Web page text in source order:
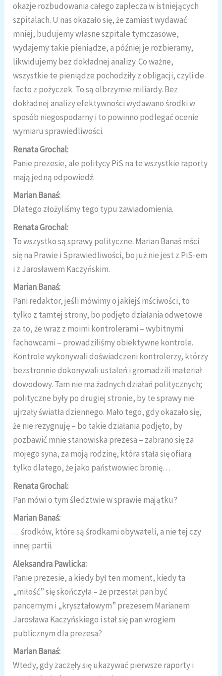
okazje rozbudowania całego zaplecza w istniejących
szpitalach. U nas okazało się, że zamiast wydawać
mniej, budujemy własne szpitale tymczasowe,
wydajemy takie pieniądze, a później je rozbieramy,
likwidujemy bez dokładnej analizy. Co ważne,
wszystkie te pieniądze pochodziły z obligacji, czyli de
facto z pożyczek. To są olbrzymie miliardy. Bez
dokładnej analizy efektywności wydawano środki w
sposób niegospodarny i to powinno podlegać ocenie
wymiaru sprawiedliwości.
Renata Grochal:
Panie prezesie, ale politycy PiS na te wszystkie raporty
mają jedną odpowiedź.
Marian Banaś:
Dlatego złożyliśmy tego typu zawiadomienia.
Renata Grochal:
To wszystko są sprawy polityczne. Marian Banaś mści
się na Prawie i Sprawiedliwości, bo już nie jest z PiS-em
i z Jarosławem Kaczyńskim.
Marian Banaś:
Pani redaktor, jeśli mówimy o jakiejś mściwości, to
tylko z tamtej strony, bo podjęto działania odwetowe
za to, że wraz z moimi kontrolerami – wybitnymi
fachowcami – prowadziliśmy obiektywne kontrole.
Kontrole wykonywali doświadczeni kontrolerzy, którzy
bezstronnie dokonywali ustaleń i gromadzili materiał
dowodowy. Tam nie ma żadnych działań politycznych;
polityczne były po drugiej stronie, by te sprawy nie
ujrzały światła dziennego. Mało tego, gdy okazało się,
że nie rezygnuję – bo takie działania podjęto, by
pozbawić mnie stanowiska prezesa – zabrano się za
mojego syna, za moją rodzinę, która stała się ofiarą
tylko dlatego, że jako państwowiec bronię…
Renata Grochal:
Pan mówi o tym śledztwie w sprawie majątku?
Marian Banaś:
…środków, które są środkami obywateli, a nie tej czy
innej partii.
Aleksandra Pawlicka:
Panie prezesie, a kiedy był ten moment, kiedy ta
„miłość” się skończyła – że przestał pan być
pancernym i „kryształowym” prezesem Marianem
Jarosława Kaczyńskiego i stał się pan wrogiem
publicznym dla prezesa?
Marian Banaś:
Wtedy, gdy zaczęły się ukazywać pierwsze raporty i